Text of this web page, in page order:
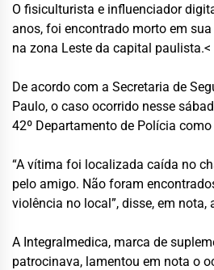
O fisiculturista e influenciador
anos, foi encontrado morto em
na zona Leste da capital paulista.<
De acordo com a Secretaria de
Paulo, o caso ocorrido nesse
42º Departamento de Polícia
“A vítima foi localizada caída no
pelo amigo. Não foram
violência no local”, disse, em nota,
A Integralmedica, marca de
patrocinava, lamentou em nota o